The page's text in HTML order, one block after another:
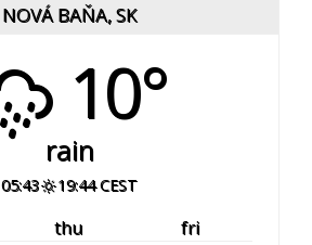
NOVÁ BAŇA, SK
10°
rain
05:43 19:44 CEST
thu
fri